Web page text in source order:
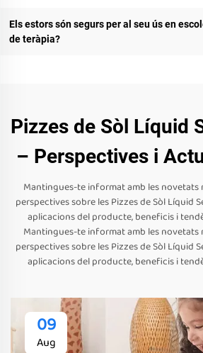
Els estors són segurs per al seu ús en
de teràpia?
Pizzes de Sòl Líquid
– Perspectives i
Mantingues-te informat amb les novetats
perspectives sobre les Pizzes de Sòl Líquid
aplicacions del producte, beneficis i
Mantingues-te informat amb les novetats
perspectives sobre les Pizzes de Sòl Líquid
aplicacions del producte, beneficis i
09
Aug